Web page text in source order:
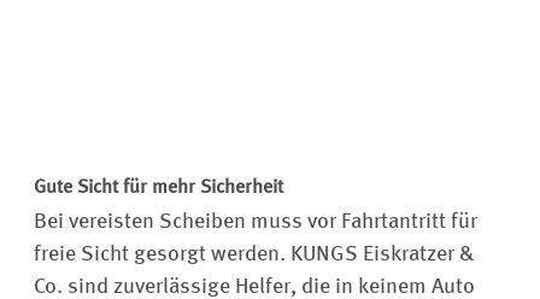
Gute Sicht für mehr Sicherheit
Bei vereisten Scheiben muss vor Fahrtantritt für
freie Sicht gesorgt werden. KUNGS Eiskratzer &
Co. sind zuverlässige Helfer, die in keinem Auto